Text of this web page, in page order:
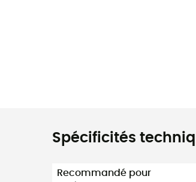
Spécificités
Recommandé pour